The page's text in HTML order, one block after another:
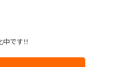
中です!!